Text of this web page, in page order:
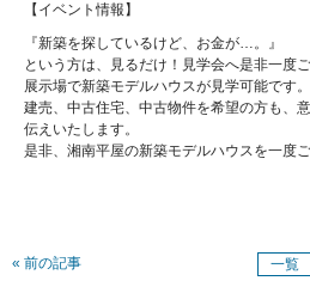
【イベント情報】
『新築を探しているけど、お金が…。』
という方は、見るだけ！見学会へ是非一度ご
展示場で新築モデルハウスが見学可能です。
建売、中古住宅、中古物件を希望の方も、
伝えいたします。
是非、湘南平屋の新築モデルハウスを一度
« 前の記事 一覧